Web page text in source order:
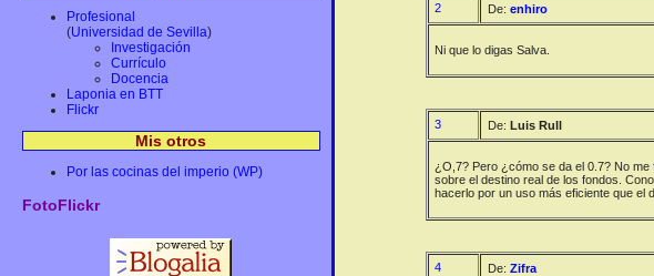
2 De: enhiro
Ni que lo digas Salva.
3 De: Luis Rull
¿O,7? Pero ¿cómo se da el 0.7? No
sobre el destino real de los fondos.
hacerlo por un uso más eficiente que el
4 De: Zifra
Profesional
(Universidad de Sevilla)
Investigación
Currículo
Docencia
Laponia en BTT
Flickr
Mis otros
Por las cocinas del imperio (WP)
FotoFlickr